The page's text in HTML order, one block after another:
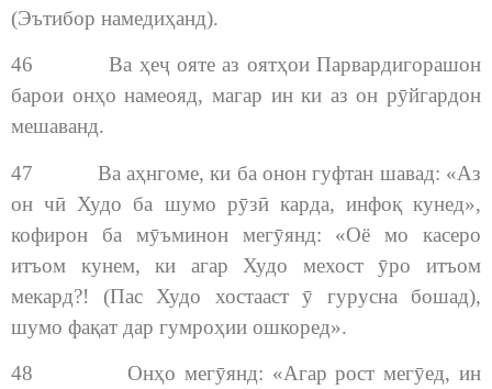
(Эътибор намедиҳанд).
46 Ва ҳеҷ ояте аз оятҳои Парвардигорашон
барои онҳо намеояд, магар ин ки аз он рӯйгардон
мешаванд.
47 Ва аҳнгоме, ки ба онон гуфтан шавад: «Аз
он чӣ Худо ба шумо рӯзӣ карда, инфоқ кунед»,
кофирон ба мӯъминон мегӯянд: «Оё мо касеро
итъом кунем, ки агар Худо мехост ӯро итъом
мекард?! (Пас Худо хостааст ӯ гурусна бошад),
шумо фақат дар гумроҳии ошкоред».
48 Онҳо мегӯянд: «Агар рост мегӯед, ин